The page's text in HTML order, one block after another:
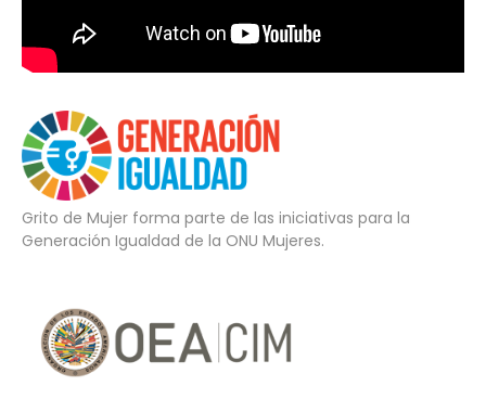
Grito de Mujer forma parte de las iniciativas para la
Generación Igualdad de la ONU Mujeres.